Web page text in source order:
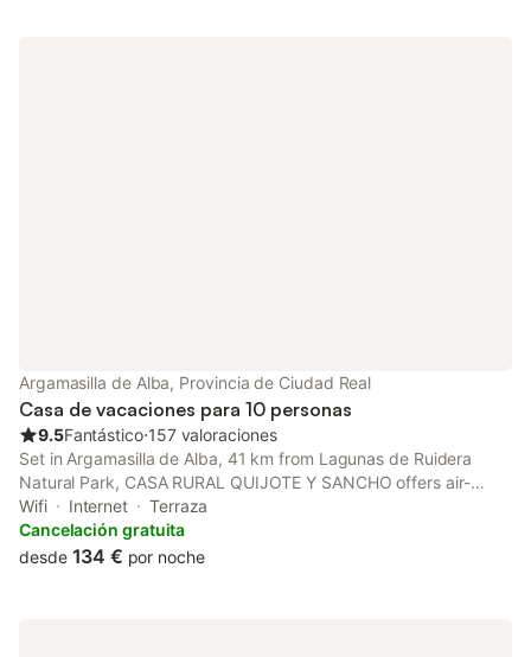
Argamasilla de Alba, Provincia de Ciudad Real
Casa de vacaciones para 10 personas
9.5Fantástico⋅157 valoraciones
Set in Argamasilla de Alba, 41 km from Lagunas de Ruidera
Natural Park, CASA RURAL QUIJOTE Y SANCHO offers air-
conditioned accommodation with a terrace and free WiFi.
Featuring a shared kitchen, this property also provides guests
with a picnic area.
Wifi Internet
Terraza
Cancelación gratuita
desde 134 € por noche